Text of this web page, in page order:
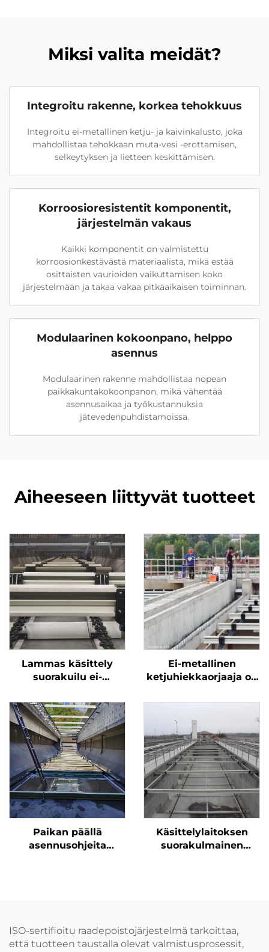
Miksi valita meidät?
Integroitu rakenne, korkea tehokkuus
Integroitu ei-metallinen ketju- ja kaivinkalusto, joka
mahdollistaa tehokkaan muta-vesi -erottamisen,
selkeytyksen ja lietteen keskittämisen.
Korroosioresistentit komponentit,
järjestelmän vakaus
Kaikki komponentit on valmistettu
korroosionkestävästä materiaalista, mikä estää
osittaisten vaurioiden vaikuttamisen koko
järjestelmään ja takaa vakaa pitkäaikaisen toiminnan.
Modulaarinen kokoonpano, helppo
asennus
Modulaarinen rakenne mahdollistaa nopean
paikkakuntakokoonpanon, mikä vähentää
asennusaikaa ja työkustannuksia
jätevedenpuhdistamoissa.
Aiheeseen liittyvät tuotteet
Lammas käsittely
suorakuilu ei-
ketjuhiekkaorjaaja ei-
metallinen rata NH78
Ei-metallinen
ketjuhiekkaorjaaja on
seilla on pitkä
Paikan päällä
asennusohjeita
Käsittelylaitoksen
suorakulmainen
ISO-sertifioitu raadepoistojärjestelmä tarkoittaa,
että tuotteen taustalla olevat valmistusprosessit,